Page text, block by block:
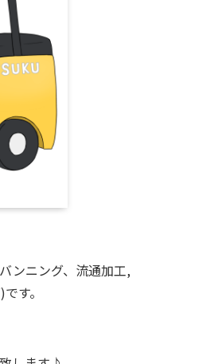
ンニング、流通加工,
す。